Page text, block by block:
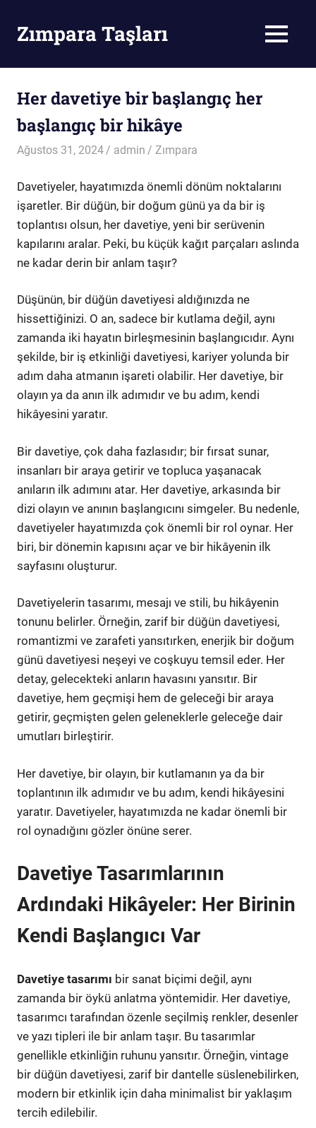
contentZımpara Taşları MENU
Her davetiye bir başlangıç her
başlangıç bir hikâye
Ağustos 31, 2024 admin Zımpara
Davetiyeler, hayatımızda önemli dönüm noktalarını
işaretler. Bir düğün, bir doğum günü ya da bir iş
toplantısı olsun, her davetiye, yeni bir serüvenin
kapılarını aralar. Peki, bu küçük kağıt parçaları aslında
ne kadar derin bir anlam taşır?
Düşünün, bir düğün davetiyesi aldığınızda ne
hissettiğinizi. O an, sadece bir kutlama değil, aynı
zamanda iki hayatın birleşmesinin başlangıcıdır. Aynı
şekilde, bir iş etkinliği davetiyesi, kariyer yolunda bir
adım daha atmanın işareti olabilir. Her davetiye, bir
olayın ya da anın ilk adımıdır ve bu adım, kendi
hikâyesini yaratır.
Bir davetiye, çok daha fazlasıdır; bir fırsat sunar,
insanları bir araya getirir ve topluca yaşanacak
anıların ilk adımını atar. Her davetiye, arkasında bir
dizi olayın ve anının başlangıcını simgeler. Bu nedenle,
davetiyeler hayatımızda çok önemli bir rol oynar. Her
biri, bir dönemin kapısını açar ve bir hikâyenin ilk
sayfasını oluşturur.
Davetiyelerin tasarımı, mesajı ve stili, bu hikâyenin
tonunu belirler. Örneğin, zarif bir düğün davetiyesi,
romantizmi ve zarafeti yansıtırken, enerjik bir doğum
günü davetiyesi neşeyi ve coşkuyu temsil eder. Her
detay, gelecekteki anların havasını yansıtır. Bir
davetiye, hem geçmişi hem de geleceği bir araya
getirir, geçmişten gelen geleneklerle geleceğe dair
umutları birleştirir.
Her davetiye, bir olayın, bir kutlamanın ya da bir
toplantının ilk adımıdır ve bu adım, kendi hikâyesini
yaratır. Davetiyeler, hayatımızda ne kadar önemli bir
rol oynadığını gözler önüne serer.
Davetiye Tasarımlarının
Ardındaki Hikâyeler: Her Birinin
Kendi Başlangıcı Var
Davetiye tasarımı bir sanat biçimi değil, aynı
zamanda bir öykü anlatma yöntemidir. Her davetiye,
tasarımcı tarafından özenle seçilmiş renkler, desenler
ve yazı tipleri ile bir anlam taşır. Bu tasarımlar
genellikle etkinliğin ruhunu yansıtır. Örneğin, vintage
bir düğün davetiyesi, zarif bir dantelle süslenebilirken,
modern bir etkinlik için daha minimalist bir yaklaşım
tercih edilebilir.